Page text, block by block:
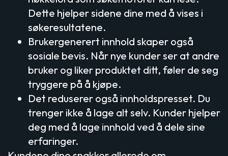
Dette hjelper sidene dine med å vises i
søkeresultatene.
Brukergenerert innhold skaper også
sosiale bevis. Når nye kunder ser at andre
bruker og liker produktet ditt, føler de seg
tryggere på å kjøpe.
Det reduserer også innholdspresset. Du
trenger ikke å lage alt selv. Kunder hjelper
deg med å lage innhold ved å dele sine
erfaringer.